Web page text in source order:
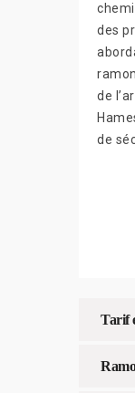
des
de
de
Tarif